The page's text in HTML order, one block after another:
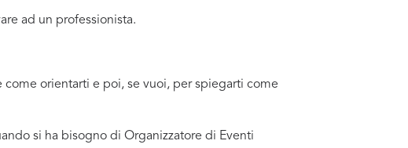
ad un professionista.
orientarti e poi, se vuoi, per spiegarti come
si ha bisogno di Organizzatore di Eventi